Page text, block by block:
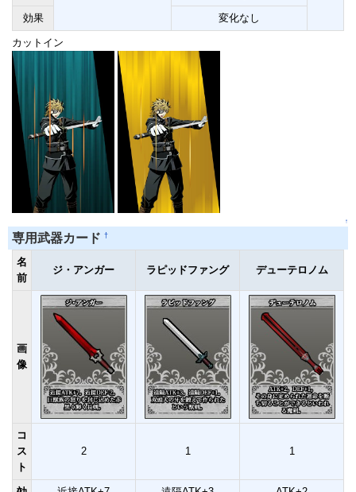
効果 変化なし
カットイン
↑
専用武器カード †
名
前
ジ・アンガー ラピッドファング デューテロノム
画
像
コ
ス
ト
2 1 1